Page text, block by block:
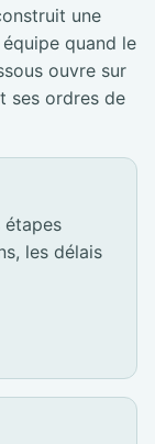
une
quand le
ouvre sur
ses ordres de
étapes
les délais